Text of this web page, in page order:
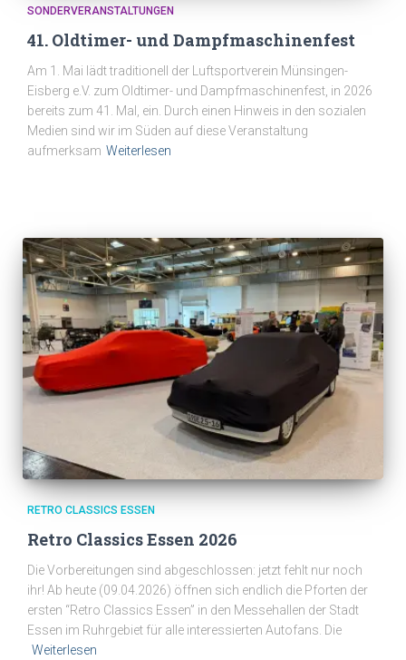
SONDERVERANSTALTUNGEN
41. Oldtimer- und Dampfmaschinenfest
Am 1. Mai lädt traditionell der Luftsportverein Münsingen-
Eisberg e.V. zum Oldtimer- und Dampfmaschinenfest, in 2026
bereits zum 41. Mal, ein. Durch einen Hinweis in den sozialen
Medien sind wir im Süden auf diese Veranstaltung
aufmerksam Weiterlesen
RETRO CLASSICS ESSEN
Retro Classics Essen 2026
Die Vorbereitungen sind abgeschlossen: jetzt fehlt nur noch
ihr! Ab heute (09.04.2026) öffnen sich endlich die Pforten der
ersten “Retro Classics Essen” in den Messehallen der Stadt
Essen im Ruhrgebiet für alle interessierten Autofans. Die
Weiterlesen